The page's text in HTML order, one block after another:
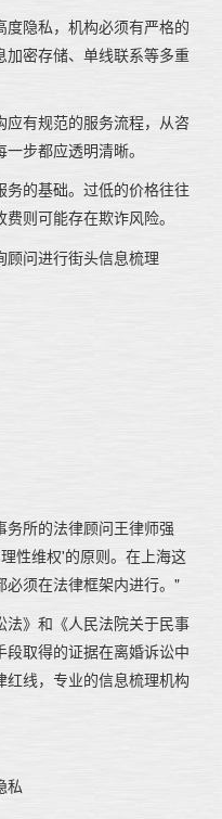
度隐私，机构必须有严格的
密存储、单线联系等多重
应有规范的服务流程，从咨
步都应透明清晰。
务的基础。过低的价格往往
则可能存在欺诈风险。
所的法律顾问王律师强
性维权'的原则。在上海这
必须在法律框架内进行。"
》和《人民法院关于民事
取得的证据在离婚诉讼中
线，专业的信息梳理机构
私